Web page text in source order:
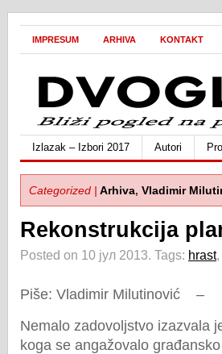
IMPRESUM ARHIVA KONTAKT
Izlazak – Izbori 2017 Autori
Categorized | Arhiva, Vladimir
Rekonstrukcija
Posted on 10 јул 2013. Tags: hrast,
Piše: Vladimir Milutinović –
Nemalo zadovoljstvo izazvala
koga se angažovalo